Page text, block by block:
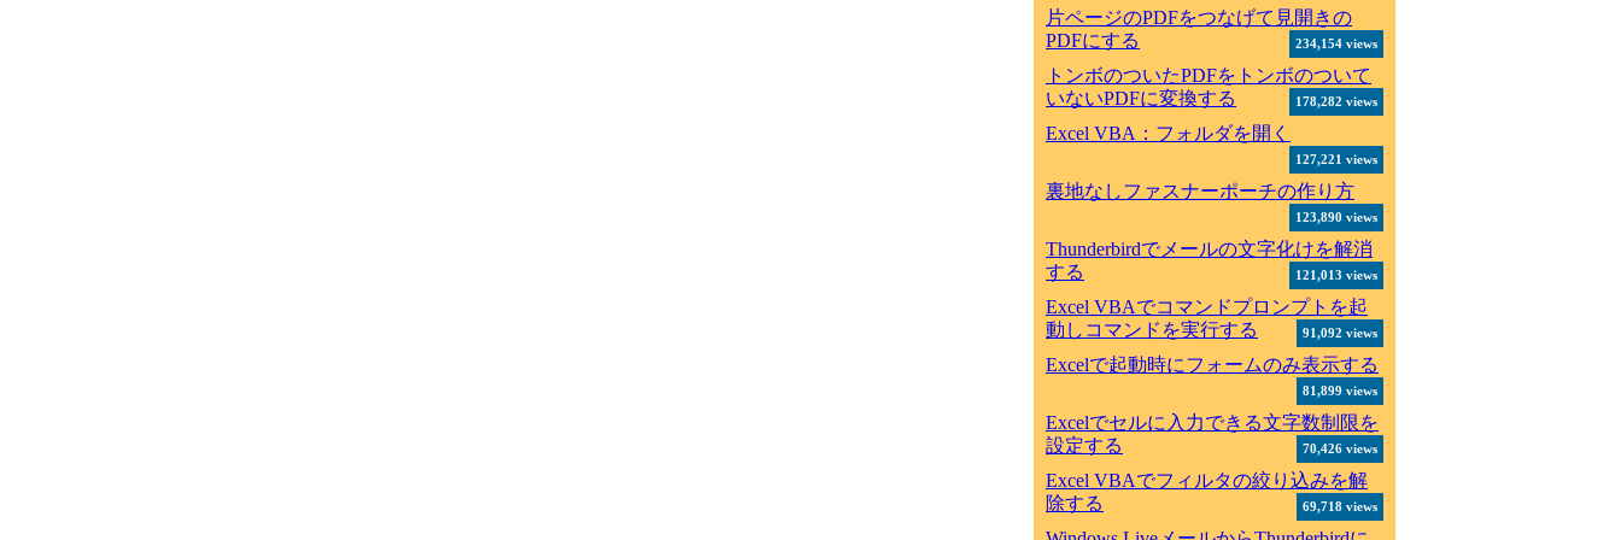
片ページのPDFをつなげて見開きの
PDFにする
234,154 views
トンボのついたPDFをトンボのついて
いないPDFに変換する
178,282 views
Excel VBA：フォルダを開く
127,221 views
裏地なしファスナーポーチの作り方
123,890 views
Thunderbirdでメールの文字化けを解消
する
121,013 views
Excel VBAでコマンドプロンプトを起
動しコマンドを実行する
91,092 views
Excelで起動時にフォームのみ表示する
81,899 views
Excelでセルに入力できる文字数制限を
設定する
70,426 views
Excel VBAでフィルタの絞り込みを解
除する
69,718 views